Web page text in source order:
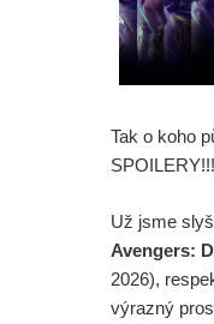
Tak o koho
SPOILERY!!!
Už jsme
Avengers:
2026),
výrazný